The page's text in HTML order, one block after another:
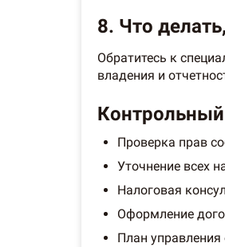
8. Что
Обратитесь к
владения и
Контрольный
Проверка прав
Уточнение всех
Налоговая
Оформление
План